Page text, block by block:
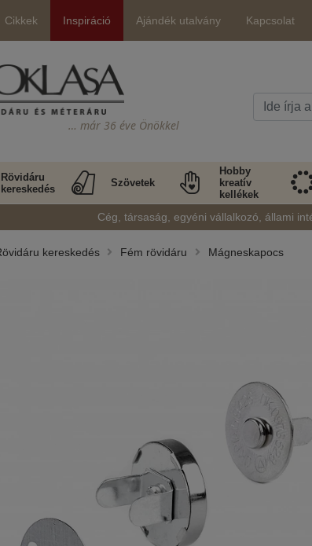
Cikkek Inspiráció Ajándék utalvány Kapcsolat
… már 36 éve Önökkel
Rövidáru
kereskedés
Szövetek
Hobby
kreatív
kellékek
Cég, társaság, egyéni vállalkozó, állami
kereskedés Fém rövidáru Mágneskapocs